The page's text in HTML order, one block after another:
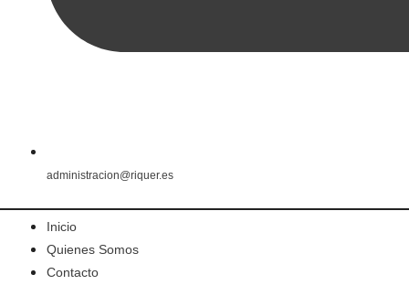
administracion@riquer.es
Inicio
Quienes Somos
Contacto